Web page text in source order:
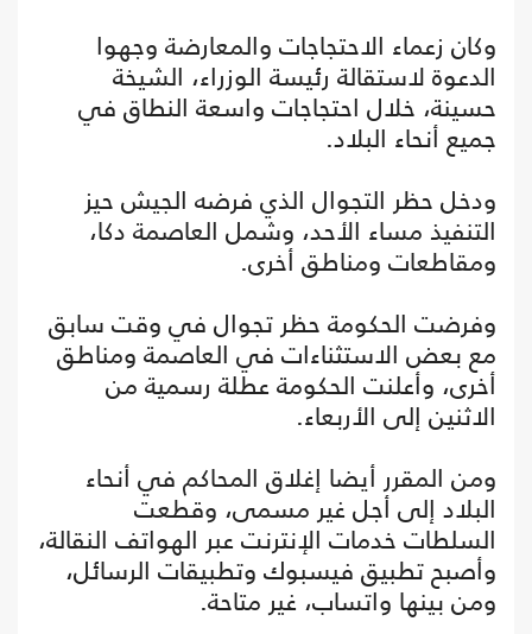
وكان زعماء الاحتجاجات والمعارضة وجهوا
الدعوة لاستقالة رئيسة الوزراء، الشيخة
حسينة، خلال احتجاجات واسعة النطاق في
جميع أنحاء البلاد.
ودخل حظر التجوال الذي فرضه الجيش حيز
التنفيذ مساء الأحد، وشمل العاصمة دكا،
ومقاطعات ومناطق أخرى.
وفرضت الحكومة حظر تجوال في وقت سابق
مع بعض الاستثناءات في العاصمة ومناطق
أخرى، وأعلنت الحكومة عطلة رسمية من
الاثنين إلى الأربعاء.
ومن المقرر أيضا إغلاق المحاكم في أنحاء
البلاد إلى أجل غير مسمى، وقطعت
السلطات خدمات الإنترنت عبر الهواتف النقالة،
وأصبح تطبيق فيسبوك وتطبيقات الرسائل،
ومن بينها واتساب، غير متاحة.